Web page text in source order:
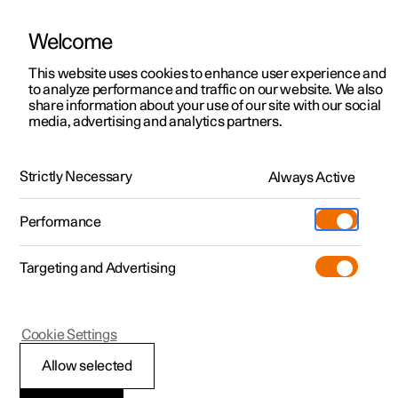
Polestar 2
Polestar 3
Polestar 4
Pre-owned
Shop
Meer
Testrit
Aanbiedingen voor
Testrit
Aanbiedingen voor
Polestar 4 coupé
Ontdek Polestar 4
Testrit
Bekijk onze stockwagens
Aanbiedingen voor
Ontdek Polestar 5
Over pre-owned
Pre-owned aanbiedingen
Aanbiedingen voor particulieren
Aanbiedingen voor
professionelen
Bekijk onze stockwagens
Configureer
Pre-owned
Testrit
Additionals
(Opent in een nieuw venster)
Experiences
Ontmoet ons
Servicepunten
Opladen
Support
HandleidingVideogalerijDownloadsSoftware-updates
Preconditioning
Polestar 1
Timerinstelling voor
Welcome
This website uses cookies to enhance user experience and
to analyze performance and traffic on our website. We also
share information about your use of our site with our social
media, advertising and analytics partners.
Strictly Necessary Always Active
Performance
Targeting and Advertising
Allow selected
Cookie Settings